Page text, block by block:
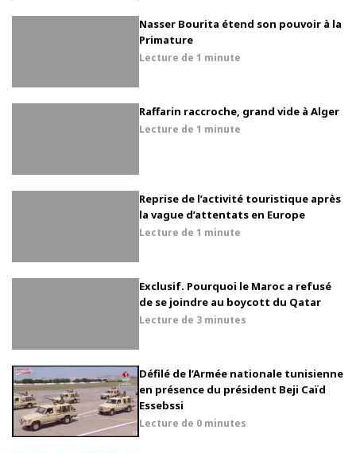
Nasser Bourita étend son pouvoir à la
Primature
Lecture de 1 minute
Raffarin raccroche, grand vide à Alger
Lecture de 1 minute
Reprise de l’activité touristique après
la vague d’attentats en Europe
Lecture de 1 minute
Exclusif. Pourquoi le Maroc a refusé
de se joindre au boycott du Qatar
Lecture de 3 minutes
Défilé de l’Armée nationale tunisienne
en présence du président Beji Caïd
Essebssi
Lecture de 0 minutes